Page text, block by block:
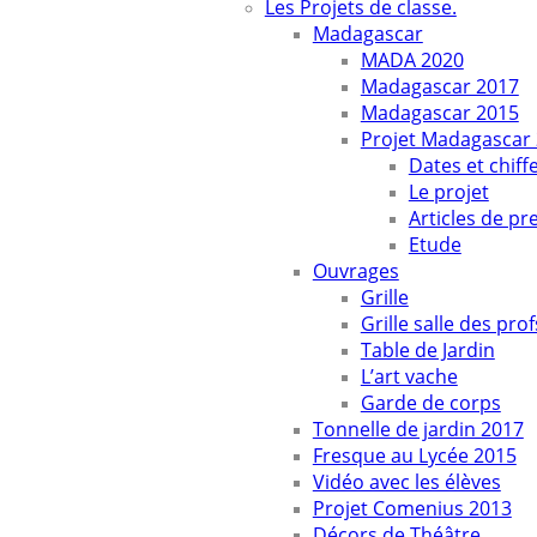
Les Projets de classe.
Madagascar
MADA 2020
Madagascar 2017
Madagascar 2015
Projet Madagascar
Dates et
Le projet
Articles de
Etude
Ouvrages
Grille
Grille salle des
Table de Jardin
L’art vache
Garde de corps
Tonnelle de jardin 2017
Fresque au Lycée 2015
Vidéo avec les élèves
Projet Comenius 2013